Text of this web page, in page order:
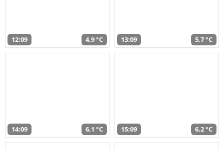
12:09 4,9 °C 13:09 5,7 °C
14:09 6,1 °C 15:09 6,2 °C